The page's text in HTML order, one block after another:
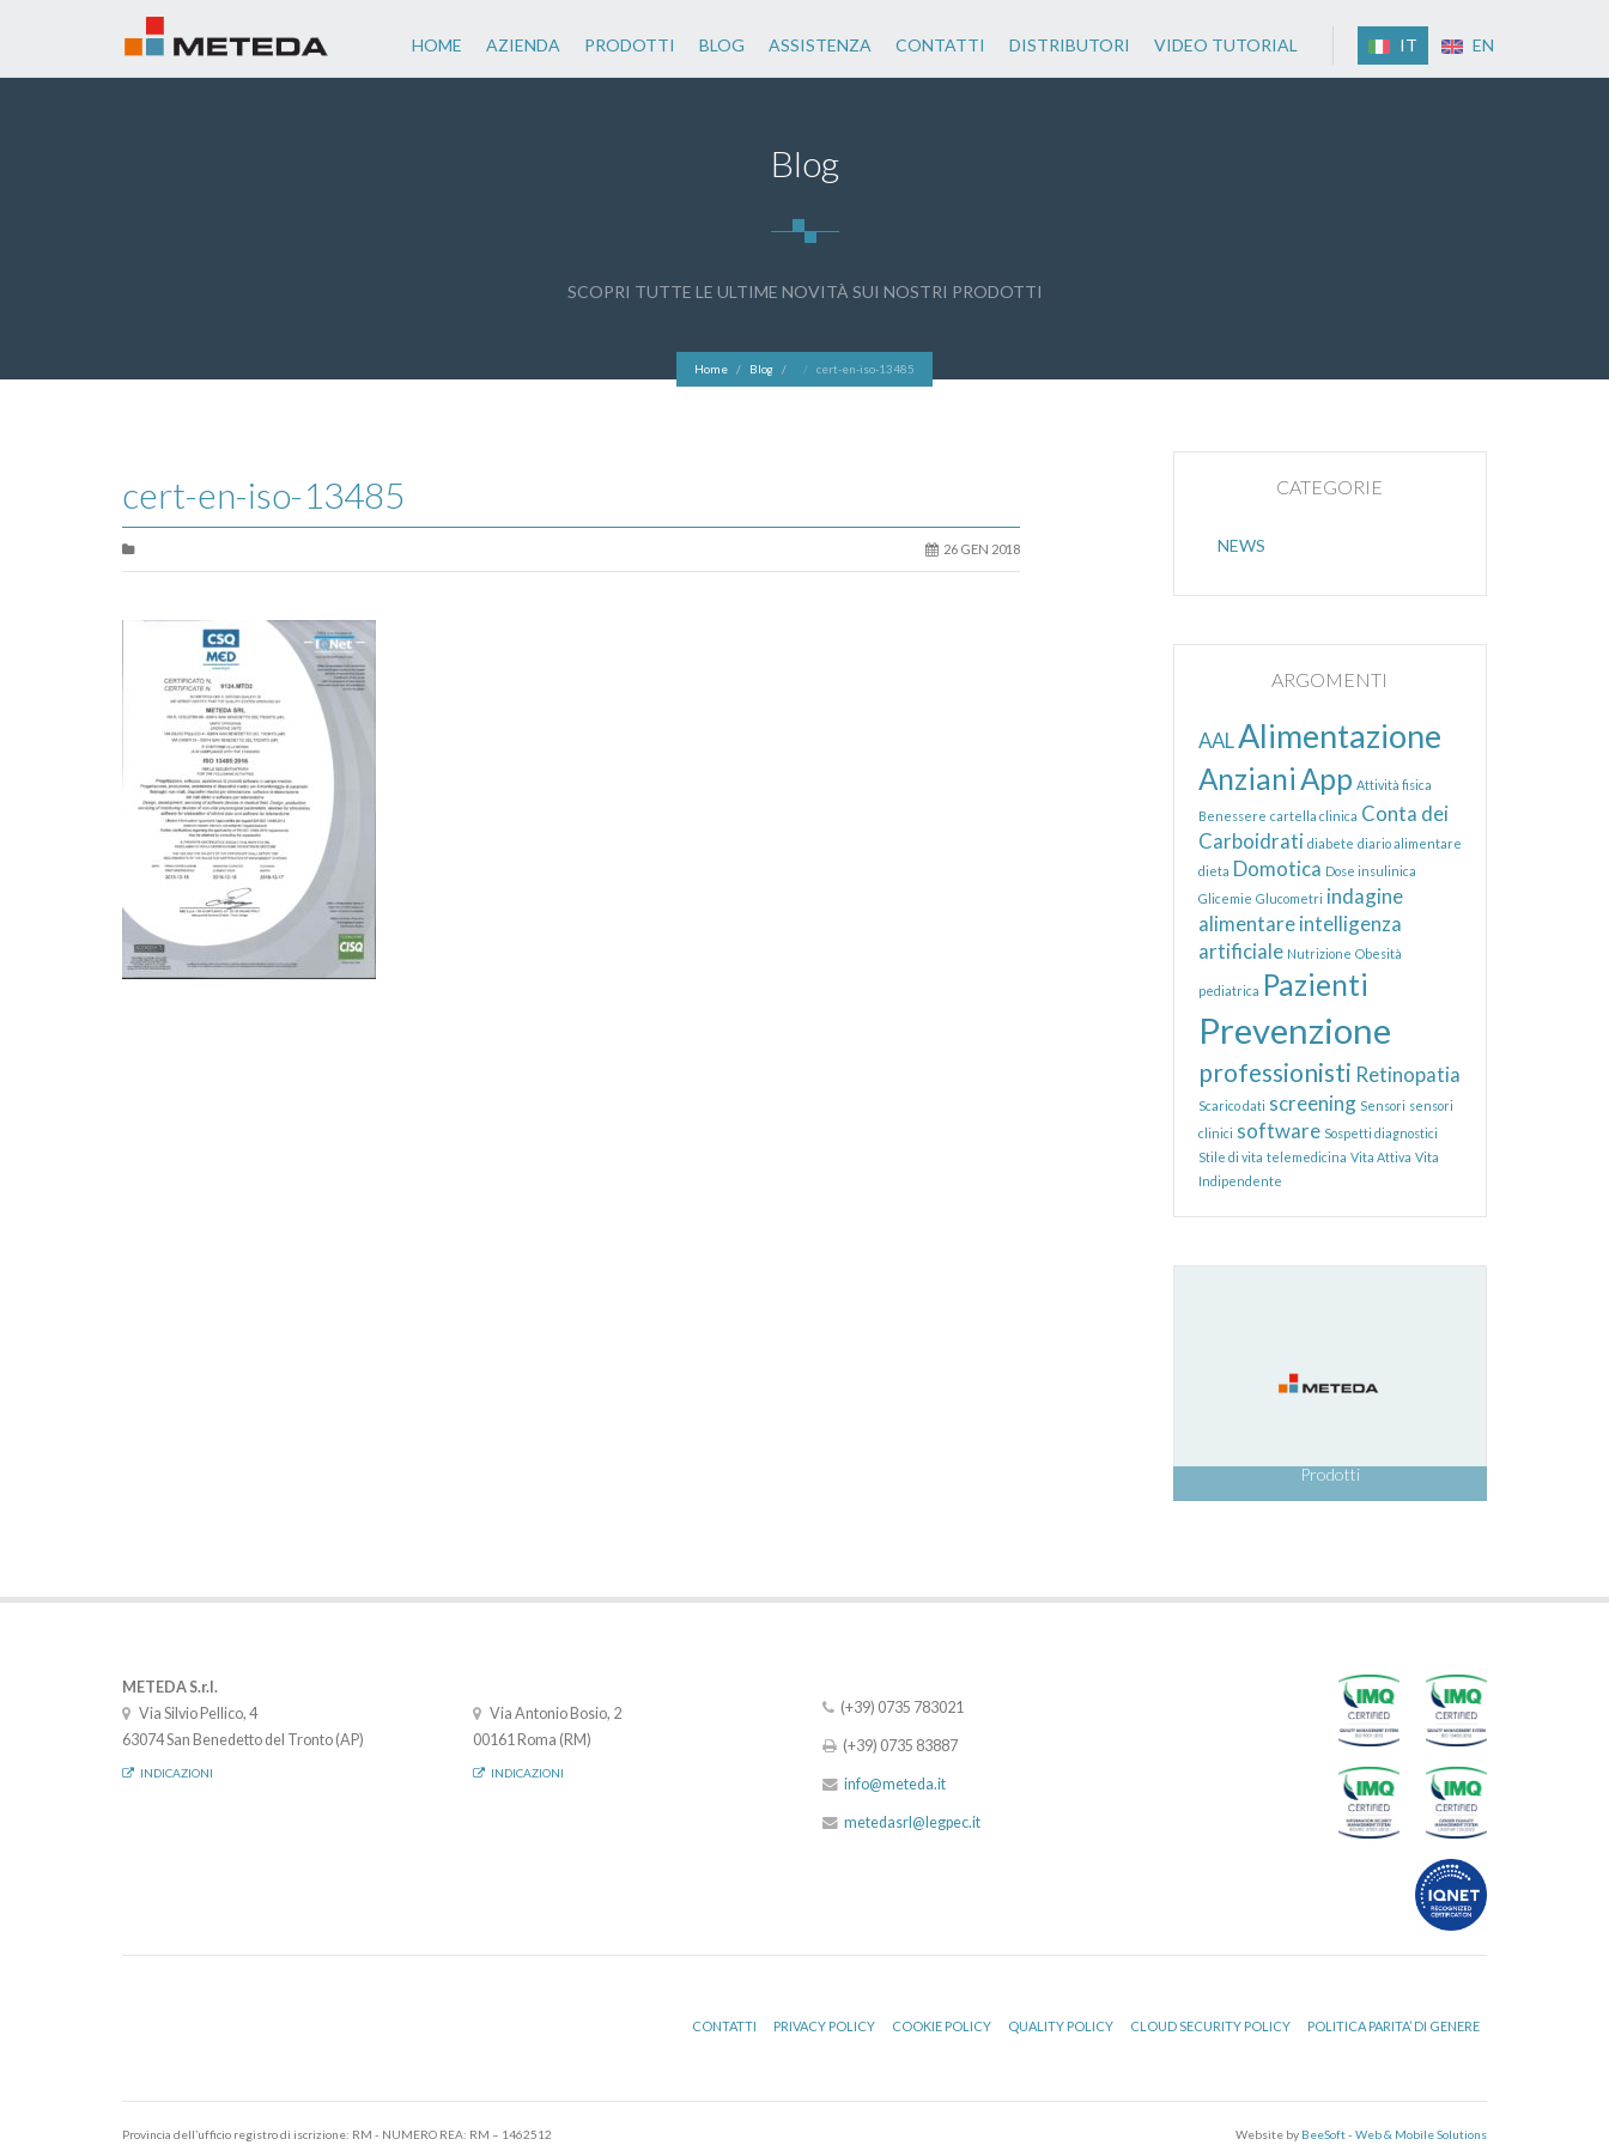
IT EN
HOME AZIENDA PRODOTTI BLOG ASSISTENZA CONTATTI DISTRIBUTORI VIDEO TUTORIAL
Blog
SCOPRI TUTTE LE ULTIME NOVITÀ SUI NOSTRI PRODOTTI
Home Blog cert-en-iso-13485
cert-en-iso-13485
26 GEN 2018
CATEGORIE
NEWS
ARGOMENTI
AALAlimentazione
AnzianiApp Attività fisica
Benessere cartella clinica Conta dei
Carboidrati diabete diario alimentare
dieta Domotica Dose insulinica
Glicemie Glucometri indagine
alimentare intelligenza
artificiale Nutrizione Obesità
pediatrica Pazienti
Prevenzione
professionisti Retinopatia
Scarico dati screening Sensori sensori
clinici software Sospetti diagnostici
Stile di vita telemedicina Vita Attiva Vita
Indipendente
Prodotti
METEDA S.r.l.
Via Silvio Pellico, 4
63074 San Benedetto del Tronto (AP)
INDICAZIONI
Via Antonio Bosio, 2
00161 Roma (RM)
INDICAZIONI
(+39) 0735 783021
(+39) 0735 83887
info@meteda.it
metedasrl@legpec.it
CONTATTI PRIVACY POLICY COOKIE POLICY QUALITY POLICY CLOUD SECURITY POLICY POLITICA PARITA’ DI GENERE
Provincia dell’ufficio registro di iscrizione: RM - NUMERO REA: RM – 1462512
Website by BeeSoft - Web & Mobile Solutions